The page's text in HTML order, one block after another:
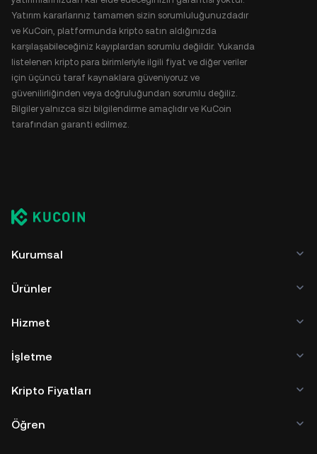
Yatırım kararlarınız tamamen sizin sorumluluğunuzdadır
ve KuCoin, platformunda kripto satın aldığınızda
karşılaşabileceğiniz kayıplardan sorumlu değildir. Yukarıda
listelenen kripto para birimleriyle ilgili fiyat ve diğer veriler
için üçüncü taraf kaynaklara güveniyoruz ve
güvenilirliğinden veya doğruluğundan sorumlu değiliz.
Bilgiler yalnızca sizi bilgilendirme amaçlıdır ve KuCoin
tarafından garanti edilmez.
Kurumsal
Ürünler
Hizmet
İşletme
Kripto Fiyatları
Öğren